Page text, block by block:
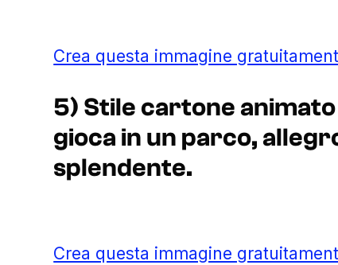
Crea questa immagine
5) Stile cartone
gioca in un parco,
splendente.
Crea questa immagine